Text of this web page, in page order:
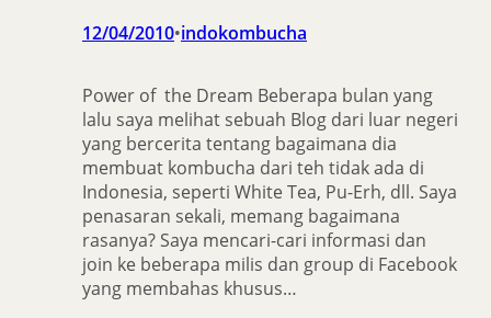
12/04/2010•indokombucha
Power of the Dream Beberapa bulan yang
lalu saya melihat sebuah Blog dari luar negeri
yang bercerita tentang bagaimana dia
membuat kombucha dari teh tidak ada di
Indonesia, seperti White Tea, Pu-Erh, dll. Saya
penasaran sekali, memang bagaimana
rasanya? Saya mencari-cari informasi dan
join ke beberapa milis dan group di Facebook
yang membahas khusus…